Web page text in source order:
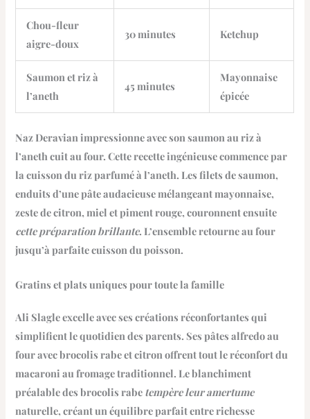
Chou-fleur
aigre-doux
30 minutes Ketchup
Saumon et riz à
l’aneth
45 minutes
Mayonnaise
épicée
Naz Deravian impressionne avec sonsaumon au riz à
l’anethcuit au four. Cette recette ingénieuse commence par
la cuisson du riz parfumé à l’aneth. Les filets de saumon,
enduits d’une pâte audacieuse mélangeant mayonnaise,
zeste de citron, miel et piment rouge, couronnent ensuite
cette préparation brillante. L’ensemble retourne au four
jusqu’à parfaite cuisson du poisson.
Gratins et plats uniques pour toute la famille
Ali Slagle excelle avec sescréations réconfortantes qui
simplifient le quotidien des parents. Ses pâtes alfredo au
four avec brocolis rabe et citron offrent tout le réconfort du
macaroni au fromage traditionnel. Le blanchiment
préalable des brocolis rabe tempère leur amertume
naturelle, créant un équilibre parfait entre richesse